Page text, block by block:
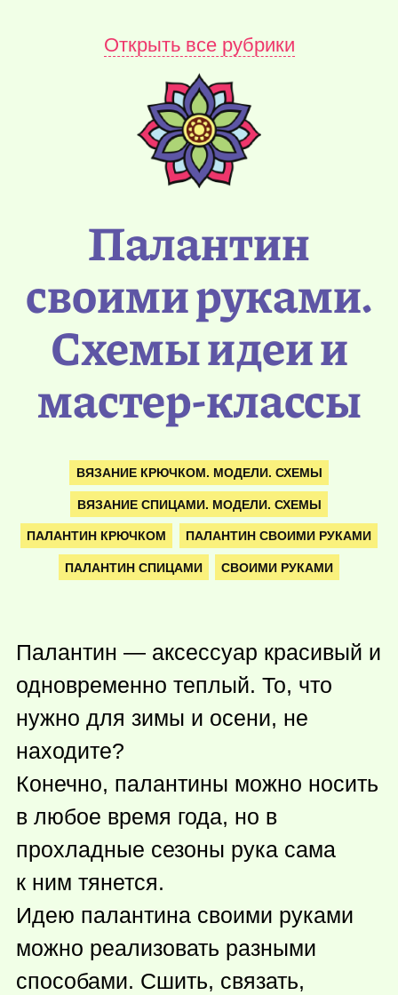
Открыть все рубрики
Палантин
своими руками.
Схемы идеи и
мастер-классы
ВЯЗАНИЕ КРЮЧКОМ. МОДЕЛИ. СХЕМЫ
ВЯЗАНИЕ СПИЦАМИ. МОДЕЛИ. СХЕМЫ
ПАЛАНТИН КРЮЧКОМ ПАЛАНТИН СВОИМИ РУКАМИ
ПАЛАНТИН СПИЦАМИ СВОИМИ РУКАМИ
Палантин — аксессуар красивый и
одновременно теплый. То, что
нужно для зимы и осени, не
находите?
Конечно, палантины можно носить
в любое время года, но в
прохладные сезоны рука сама
к ним тянется.
Идею палантина своими руками
можно реализовать разными
способами. Сшить, связать,